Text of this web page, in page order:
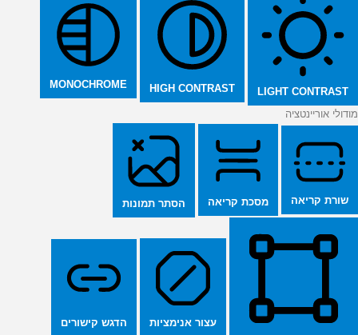
LIGHT CONTRAST
HIGH CONTRAST
MONOCHROME
מודולי אוריינטציה
שורת קריאה מסכת קריאה הסתר תמונות
עצור אנימציות הדגש קישורים